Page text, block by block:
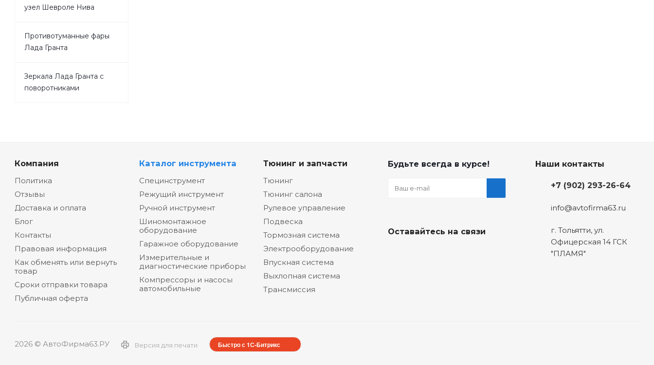
узел Шевроле Нива
Противотуманные фары
Лада Гранта
Зеркала Лада Гранта с
поворотниками
Компания
Политика
Отзывы
Доставка и оплата
Блог
Контакты
Правовая информация
Как обменять или вернуть
товар
Сроки отправки товара
Публичная оферта
Каталог инструмента
Специнструмент
Режущий инструмент
Ручной инструмент
Шиномонтажное
оборудование
Гаражное оборудование
Измерительные и
диагностические приборы
Компрессоры и насосы
автомобильные
Тюнинг и запчасти
Тюнинг
Тюнинг салона
Рулевое управление
Подвеска
Тормозная система
Электрооборудование
Впускная система
Выхлопная система
Трансмиссия
Будьте всегда в курсе!
Оставайтесь на связи
Наши контакты
+7 (902) 293-26-64
info@avtofirma63.ru
г. Тольятти, ул.
Офицерская 14 ГСК
"ПЛАМЯ"
2026 © АвтоФирма63.РУ Версия для печати Быстро с 1С-Битрикс